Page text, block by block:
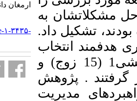
ارمغان دانش. ۱۴۰۲; ۲۸ (۳) :۳۴۰-۳۵۴
http://armaghanj.yums.ac.ir/article-۱-۳۴۳۵-